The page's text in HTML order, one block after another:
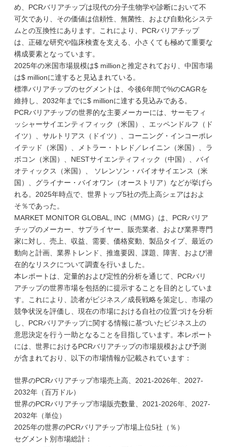
め、PCRバリアチップは現代の分子生物学や診断において不
可欠であり、その価値は信頼性、無菌性、および自動化システ
ムとの互換性にあります。これにより、PCRバリアチップ
は、正確な研究や臨床検査を支える、小さくても極めて重要な
構成要素となっています。
2025年の米国市場規模は$ millionと推定されており、中国市場
は$ millionに達すると見込まれている。
標準バリアチップのセグメントは、今後6年間で%のCAGRを
維持し、2032年までに$ millionに達する見込みである。
PCRバリアチップの世界的な主要メーカーには、サーモフィ
ッシャーサイエンティフィック（米国）、エッペンドルフ（ド
イツ）、サルトリアス（ドイツ）、コーニング・インコーポレ
イテッド（米国）、メトラー・トレド／レイニン（米国）、ラ
ボコン（米国）、NESTサイエンティフィック（中国）、バイ
オティックス（米国）、 ソレンソン・バイオサイエンス（米
国）、グライナー・バイオワン（オーストリア）などが挙げら
れる。2025年時点で、世界トップ5社の売上高シェアはおよ
そ％であった。
MARKET MONITOR GLOBAL, INC（MMG）は、PCRバリア
チップのメーカー、サプライヤー、販売業者、および業界専門
家に対し、売上、収益、需要、価格変動、製品タイプ、最近の
動向と計画、業界トレンド、推進要因、課題、障害、および潜
在的なリスクについて調査を行いました。
本レポートは、定量的および定性的分析を通じて、PCRバリ
アチップの世界市場を包括的に提示することを目的としていま
す。これにより、読者がビジネス／成長戦略を策定し、市場の
競争状況を評価し、現在の市場における自社の位置づけを分析
し、PCRバリアチップに関する情報に基づいたビジネス上の
意思決定を行う一助となることを目指しています。本レポート
には、世界におけるPCRバリアチップの市場規模および予測
が含まれており、以下の市場情報が記載されています：
世界のPCRバリアチップ市場売上高、2021-2026年、2027-
2032年（百万ドル）
世界のPCRバリアチップ市場販売数量、2021-2026年、2027-
2032年（単位）
2025年の世界のPCRバリアチップ市場上位5社（％）
セグメント別市場総計：